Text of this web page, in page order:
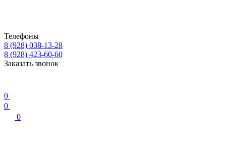
Телефоны
8 (928) 038-13-28
8 (928) 423-60-60
Заказать звонок
0
0
0